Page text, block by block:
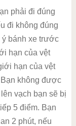
phải đi đúng
đi không đúng
ý bánh xe trước
hạn của vệt
hạn của vệt
Bạn không được
vạch bạn sẽ bị
5 điểm. Bạn
2 phút, nếu